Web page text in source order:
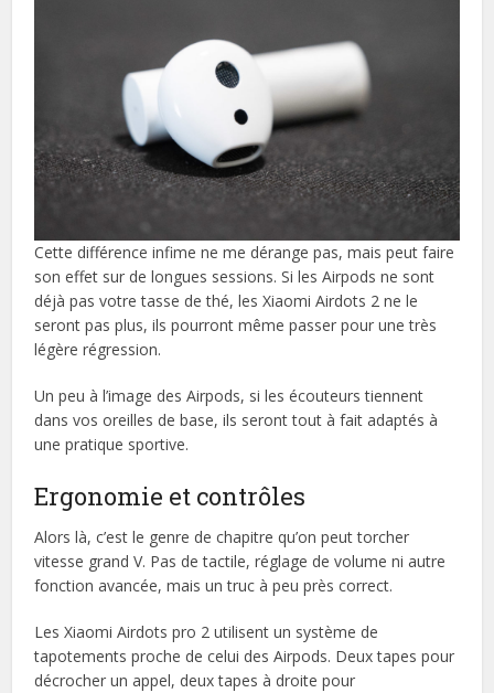
Cette différence infime ne me dérange pas, mais peut faire
son effet sur de longues sessions. Si les Airpods ne sont
déjà pas votre tasse de thé, les Xiaomi Airdots 2 ne le
seront pas plus, ils pourront même passer pour une très
légère régression.
Un peu à l’image des Airpods, si les écouteurs tiennent
dans vos oreilles de base, ils seront tout à fait adaptés à
une pratique sportive.
Ergonomie et contrôles
Alors là, c’est le genre de chapitre qu’on peut torcher
vitesse grand V. Pas de tactile, réglage de volume ni autre
fonction avancée, mais un truc à peu près correct.
Les Xiaomi Airdots pro 2 utilisent un système de
tapotements proche de celui des Airpods. Deux tapes pour
décrocher un appel, deux tapes à droite pour